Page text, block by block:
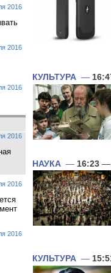
2016
2016
2016
2016
2016
2016
КУЛЬТУРА —
НАУКА — 16:23 —
КУЛЬТУРА —